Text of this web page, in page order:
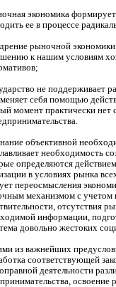
экономика
ее в процессе
рыночной
к нашим условиям
не поддерживает
себя помощью
момент практически нет
объективной
необходимость
определяются
в условиях рынка
переосмысления
механизмом с учетом
отсутствия
информации,
довольно жестоких
из важнейших
соответствующей
деятельности
освоение